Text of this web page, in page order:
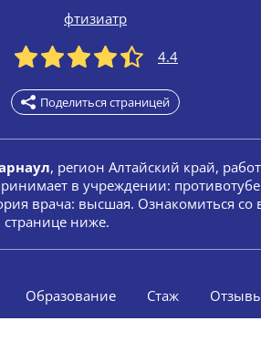
фтизиатр
4.4
Поделиться страницей
, регион Алтайский край,
в учреждении:
врача: высшая. Ознакомиться
ниже.
Образование Стаж